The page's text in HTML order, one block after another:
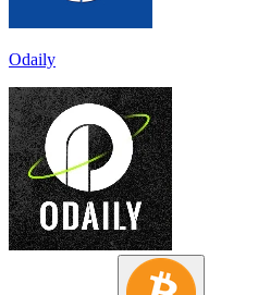
Odaily